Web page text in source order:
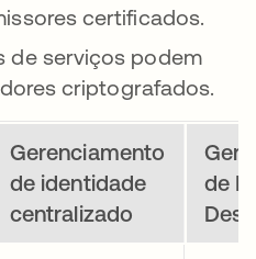
certificados.
de serviços podem
criptografados.
Gerenciamento
de identidade
centralizado
de